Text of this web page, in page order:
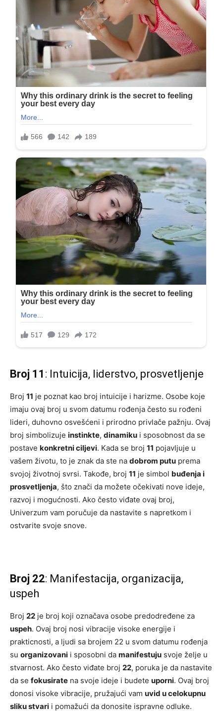
Broj 11 : Intuicija, liderstvo, prosvetljenje
Broj 11 je poznat kao broj intuicije i harizme. Osobe koje
imaju ovaj broj u svom datumu rođenja često su rođeni
lideri, duhovno osvešćeni i prirodno privlače pažnju. Ovaj
broj simbolizuje instinkte, dinamiku i sposobnost da se
postave konkretni ciljevi. Kada se broj 11 pojavljuje u
vašem životu, to je znak da ste na dobrom putu prema
svojoj životnoj svrsi. Takođe, broj 11 je simbol buđenja i
prosvetljenja, što znači da možete očekivati nove ideje,
razvoj i mogućnosti. Ako često viđate ovaj broj,
Univerzum vam poručuje da nastavite s napretkom i
ostvarite svoje snove.
Broj 22: Manifestacija, organizacija,
uspeh
Broj 22 je broj koji označava osobe predodređene za
uspeh. Ovaj broj nosi vibracije visoke energije i
prakticnosti, a ljudi sa brojem 22 u svom datumu rođenja
su organizovani i sposobni da manifestuju svoje želje u
stvarnost. Ako često viđate broj 22, poruka je da nastavite
da se fokusirate na svoje ideje i budete uporni. Ovaj broj
donosi visoke vibracije, pružajući vam uvid u celokupnu
sliku stvari i pomažući da donosite ispravne odluke.